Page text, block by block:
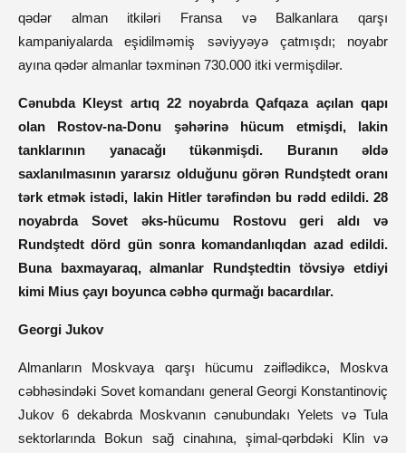
qədər alman itkiləri Fransa və Balkanlara qarşı
kampaniyalarda eşidilməmiş səviyyəyə çatmışdı; noyabr
ayına qədər almanlar təxminən 730.000 itki vermişdilər.
Cənubda Kleyst artıq 22 noyabrda Qafqaza açılan qapı
olan Rostov-na-Donu şəhərinə hücum etmişdi, lakin
tanklarının yanacağı tükənmişdi. Buranın əldə
saxlanılmasının yararsız olduğunu görən Rundştedt oranı
tərk etmək istədi, lakin Hitler tərəfindən bu rədd edildi. 28
noyabrda Sovet əks-hücumu Rostovu geri aldı və
Rundştedt dörd gün sonra komandanlıqdan azad edildi.
Buna baxmayaraq, almanlar Rundştedtin tövsiyə etdiyi
kimi Mius çayı boyunca cəbhə qurmağı bacardılar.
Georgi Jukov
Almanların Moskvaya qarşı hücumu zəiflədikcə, Moskva
cəbhəsindəki Sovet komandanı general Georgi Konstantinoviç
Jukov 6 dekabrda Moskvanın cənubundakı Yelets və Tula
sektorlarında Bokun sağ cinahına, şimal-qərbdəki Klin və